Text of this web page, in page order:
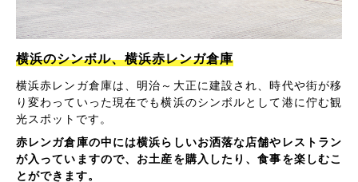
横浜のシンボル、横浜赤レンガ倉庫
横浜赤レンガ倉庫は、明治～大正に建設され、時代や街が移
り変わっていった現在でも横浜のシンボルとして港に佇む観
光スポットです。
赤レンガ倉庫の中には横浜らしいお洒落な店舗やレストラン
が入っていますので、お土産を購入したり、食事を楽しむこ
とができます。